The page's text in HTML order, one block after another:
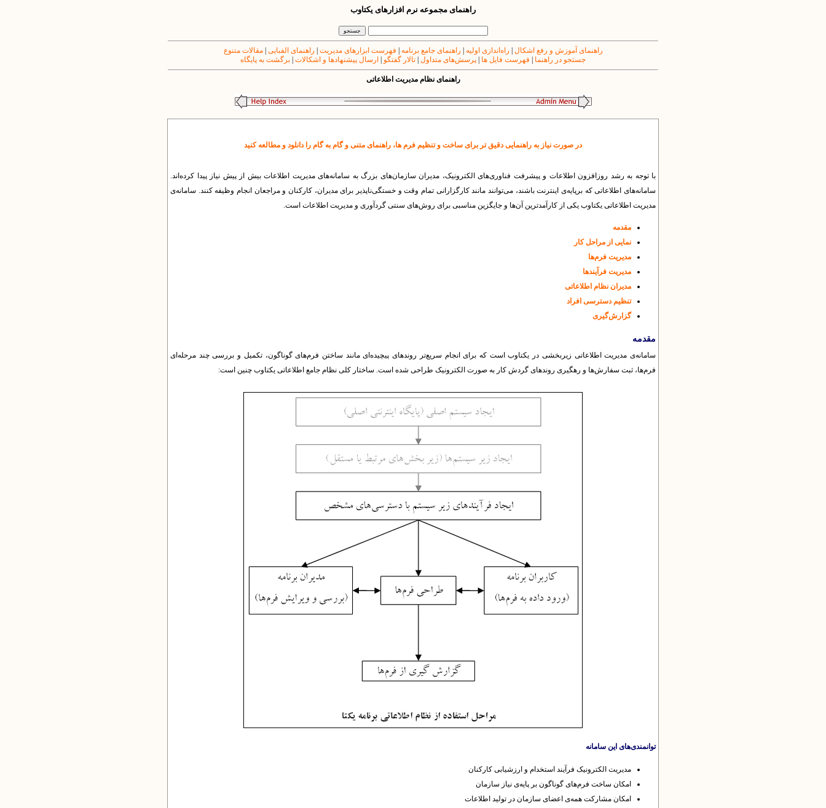
راهنمای مجموعه نرم افزارهای یکتاوب
راهنمای آموزش و رفع اشکال راه‌اندازی اولیه راهنمای جامع برنامه فهرست ابزارهای مدیریت راهنمای الفبایی |مقالات متنوع
جستجو در راهنما
فهرست فایل ها پرسش‌های متداول تالار گفتگو ارسال پیشنهادها و اشکالات برگشت به پایگاه
راهنمای نظام مدیریت اطلاعاتی
در صورت نیاز به راهنمایی دقیق تر برای ساخت و تنظیم فرم ها، راهنمای متنی و گام به گام را دانلود و مطالعه کنید
با توجه به رشد روزافزون اطلاعات و پیشرفت فناوری‌های الکترونیک، مدیران سازمان‌های بزرگ به سامانه‌های مدیریت اطلاعات بیش از پیش نیاز پیدا کرده‌اند.
سامانه‌های اطلاعاتی که برپایه‌ی اینترنت باشند، می‌توانند مانند کارگزارانی تمام وقت و خستگی‌ناپذیر برای مدیران، کارکنان و مراجعان انجام وظیفه کنند. سامانه‌ی
مدیریت اطلاعاتی یکتاوب یکی از کارآمدترین آن‌ها و جایگزین مناسبی برای روش‌های سنتی گردآوری و مدیریت اطلاعات است.
مقدمه
نمایی از مراحل کار
مدیریت فرم‌ها
مدیریت فرآیندها
مدیران نظام اطلاعاتی
تنظیم دسترسی‌ افراد
گزارش‌گیری
مقدمه
سامانه‌ی مدیریت اطلاعاتی زیربخشی در یکتاوب است که برای انجام سریع‌تر روندهای پیچیده‌ای مانند ساختن فرم‌های گوناگون، تکمیل و بررسی چند مرحله‌ای
فرم‌ها، ثبت سفارش‌ها و رهگیری روندهای گردش کار به صورت الکترونیک طراحی شده است. ساختار کلی نظام جامع اطلاعاتی یکتاوب چنین است:
توانمندی‌های این سامانه
مدیریت الکترونیک فرآیند استخدام و ارزشیابی کارکنان
امکان ساخت فرم‌های گوناگون بر پایه‌ی نیاز سازمان
امکان مشارکت همه‌ی اعضای سازمان در تولید اطلاعات